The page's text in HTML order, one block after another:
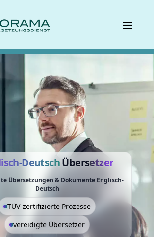
DeutschÜbersetzer
Übersetzungen & Dokumente Englisch-
Deutsch
TÜV-zertifizierte Prozesse
vereidigte Übersetzer